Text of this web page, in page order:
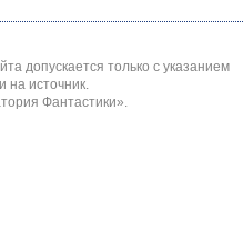
допускается только с указанием
на источник.
Фантастики».